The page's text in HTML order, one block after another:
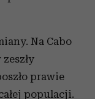
Na Cabo
prawie
populacji.